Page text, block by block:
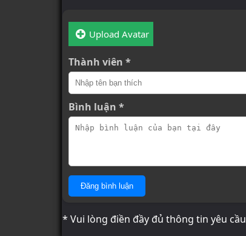
Upload Avatar
Thành viên *
Bình luận *
Đăng bình luận
* Vui lòng điền đầy đủ thông tin yêu cầu